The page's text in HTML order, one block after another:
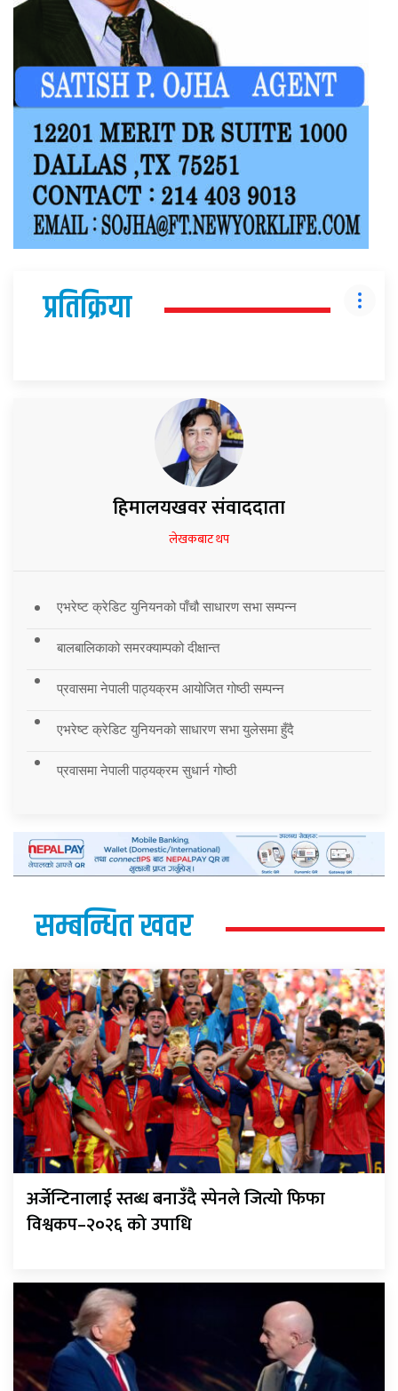
प्रतिक्रिया
हिमालयखवर संवाददाता
लेखकबाट थप
एभरेष्ट क्रेडिट युनियनको पाँचौ साधारण सभा सम्पन्न
बालबालिकाको समरक्याम्पको दीक्षान्त
प्रवासमा नेपाली पाठ्यक्रम आयोजित गोष्ठी सम्पन्न
एभरेष्ट क्रेडिट युनियनको साधारण सभा युलेसमा हुँदै
प्रवासमा नेपाली पाठ्यक्रम सुधार्न गोष्ठी
सम्बन्धित खवर
अर्जेन्टिनालाई स्तब्ध बनाउँदै स्पेनले जित्यो फिफा
विश्वकप–२०२६ को उपाधि